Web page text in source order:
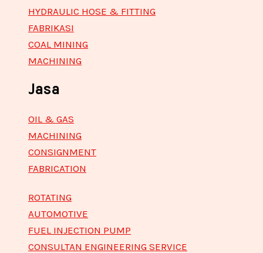
HYDRAULIC HOSE & FITTING
FABRIKASI
COAL MINING
MACHINING
Jasa
OIL & GAS
MACHINING
CONSIGNMENT
FABRICATION
ROTATING
AUTOMOTIVE
FUEL INJECTION PUMP
CONSULTAN ENGINEERING SERVICE